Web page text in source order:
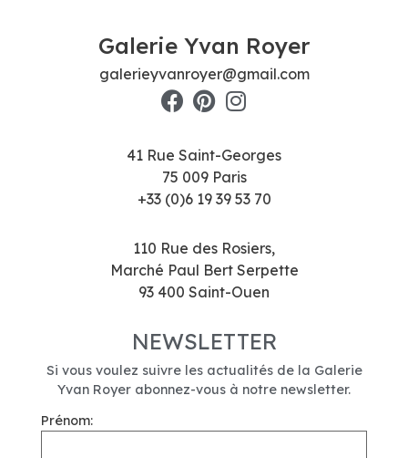
Galerie Yvan Royer
galerieyvanroyer@gmail.com
41 Rue Saint-Georges
75 009 Paris
+33 (0)6 19 39 53 70
110 Rue des Rosiers,
Marché Paul Bert Serpette
93 400 Saint-Ouen
NEWSLETTER
Si vous voulez suivre les actualités de la Galerie
Yvan Royer abonnez-vous à notre newsletter.
Prénom: